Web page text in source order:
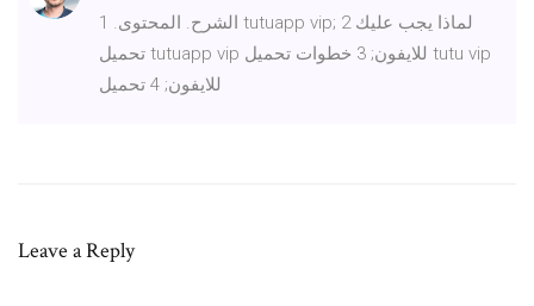
الشرح. المحتوى. 1 tutuapp vip; 2 لماذا يجب عليك
تحميل tutuapp vip للايفون; 3 خطوات تحميل tutu vip
Leave a Reply